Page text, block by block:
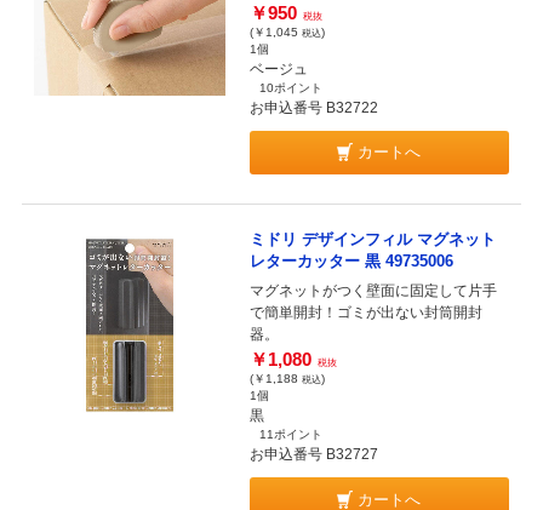
￥950 税抜
(￥1,045 税込)
1個
ベージュ
10ポイント
お申込番号 B32722
カートへ
ミドリ デザインフィル マグネット
レターカッター 黒 49735006
マグネットがつく壁面に固定して片手
で簡単開封！ゴミが出ない封筒開封
器。
￥1,080 税抜
(￥1,188 税込)
1個
黒
11ポイント
お申込番号 B32727
カートへ